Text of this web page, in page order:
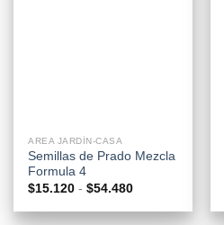
AREA JARDÍN-CASA
Semillas de Prado Mezcla
Formula 4
$15.120 - $54.480Rango
precios: